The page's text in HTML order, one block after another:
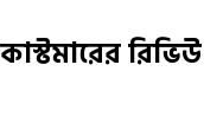
রিভিউ